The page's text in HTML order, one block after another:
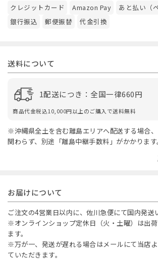
クレジットカード Amazon Pay
あと払い（
銀行振込
郵便振替 代金引換
送料について
1配送につき：全国一律660円
商品代金税込10,000円以上のご購入で送料無料
※沖縄県全土を含む離島エリアへ配送する場合
関わらず、別途「離島中継手数料」がかかります。
お届けについて
ご注文の4営業日以内に、佐川急便にて国内発送
※オンラインショップ定休日（火・土曜）は出
ます。
※万が一、発送が遅れる場合はメールにて当店
ていただきます。